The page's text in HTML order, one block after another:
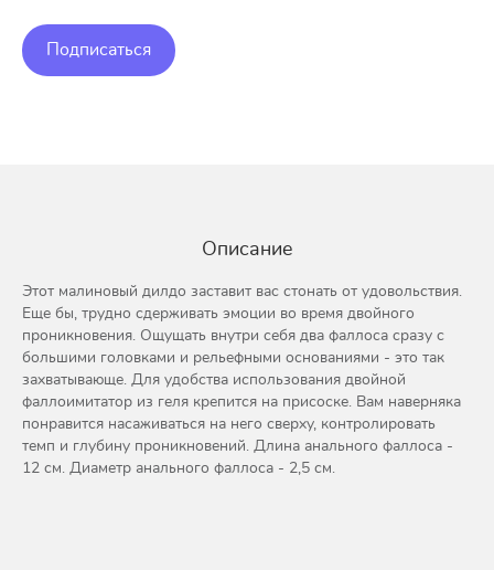
Подписаться
Описание
Этот малиновый дилдо заставит вас стонать от удовольствия.
Еще бы, трудно сдерживать эмоции во время двойного
проникновения. Ощущать внутри себя два фаллоса сразу с
большими головками и рельефными основаниями - это так
захватывающе. Для удобства использования двойной
фаллоимитатор из геля крепится на присоске. Вам наверняка
понравится насаживаться на него сверху, контролировать
темп и глубину проникновений. Длина анального фаллоса -
12 см. Диаметр анального фаллоса - 2,5 см.